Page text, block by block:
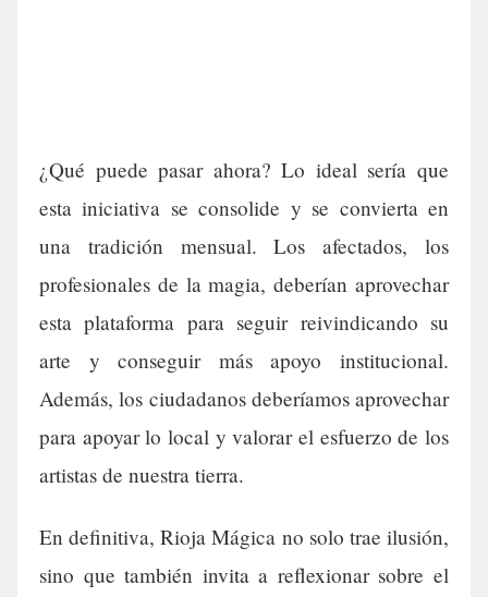
¿Qué puede pasar ahora? Lo ideal sería que
esta iniciativa se consolide y se convierta en
una tradición mensual. Los afectados, los
profesionales de la magia, deberían aprovechar
esta plataforma para seguir reivindicando su
arte y conseguir más apoyo institucional.
Además, los ciudadanos deberíamos aprovechar
para apoyar lo local y valorar el esfuerzo de los
artistas de nuestra tierra.
En definitiva, Rioja Mágica no solo trae ilusión,
sino que también invita a reflexionar sobre el